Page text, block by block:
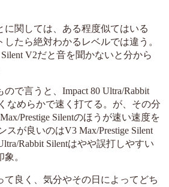
に関しては、ある程度似てはいる
たら絶対わかるレベルでは違う。
Silent V2だと音を聞かないと分から
で言うと、Impact 80 Ultra/Rabbit
なめらかで速く打てる。が、その分
Prestige Silentのほうが速い速度を
が良いのはV3 Max/Prestige Silent
Rabbit Silentはやや誤打しやすい
。
て良く、気分やその日によってどち